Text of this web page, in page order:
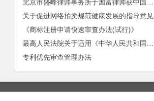
关于促进网络拍卖规范健康发展的指导意见
《商标注册申请快速审查办法(试行)》
专利优先审查管理办法